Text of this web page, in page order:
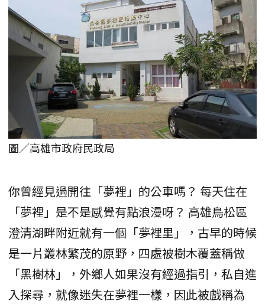
圖／高雄市政府民政局
你曾經見過開往「夢裡」的公車嗎？ 每天住在
「夢裡」是不是感覺有點浪漫呀？ 高雄鳥松區
澄清湖畔附近就有一個「夢裡里」，古早的時候
是一片叢林繁茂的原野，四處被樹木覆蓋稱做
「黑樹林」，外鄉人如果沒有經過指引，私自進
入探尋，就像迷失在夢裡一樣，因此被戲稱為